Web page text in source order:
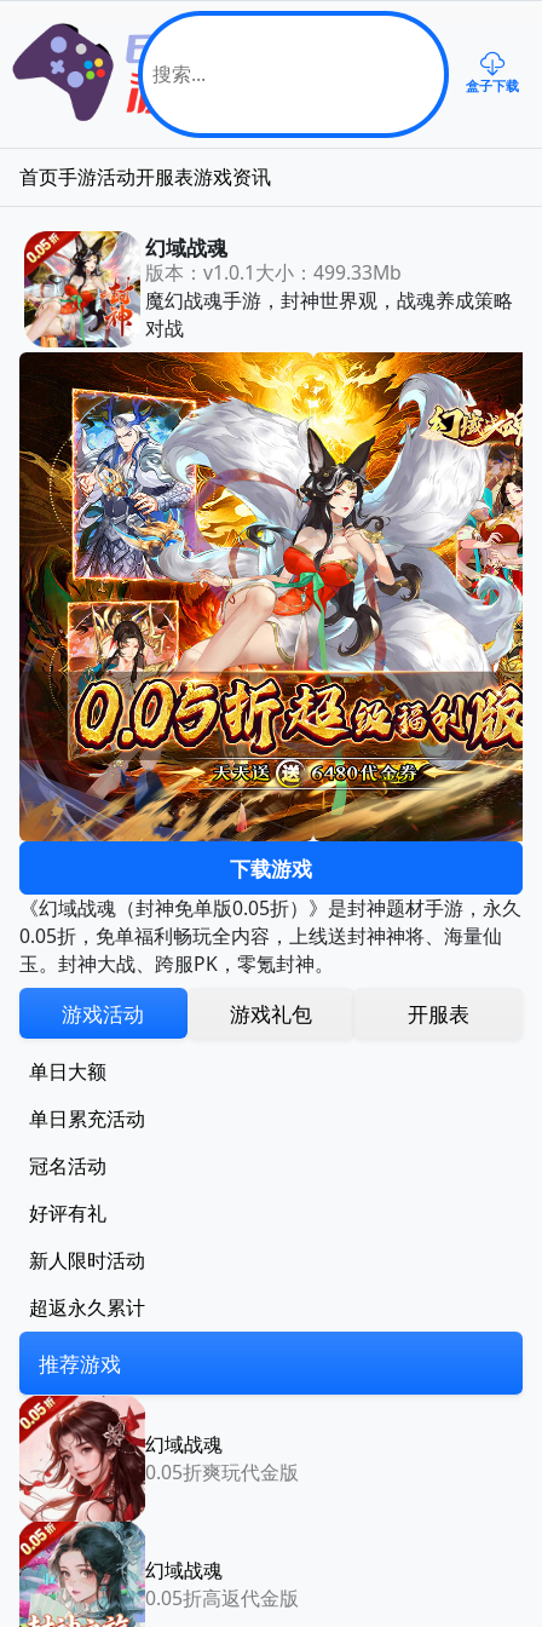
盒子下载
首页手游活动开服表游戏资讯
幻域战魂
版本：v1.0.1大小：499.33Mb
魔幻战魂手游，封神世界观，战魂养成策略
对战
下载游戏
《幻域战魂（封神免单版0.05折）》是封神题材手游，永久
0.05折，免单福利畅玩全内容，上线送封神神将、海量仙
玉。封神大战、跨服PK，零氪封神。
游戏活动 游戏礼包 开服表
单日大额
单日累充活动
冠名活动
好评有礼
新人限时活动
超返永久累计
推荐游戏
幻域战魂
0.05折爽玩代金版
幻域战魂
0.05折高返代金版